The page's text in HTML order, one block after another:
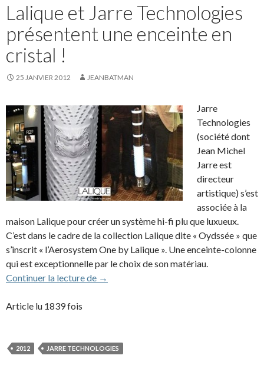
Lalique et Jarre Technologies
présentent une enceinte en
cristal !
25 JANVIER 2012 JEANBATMAN
Jarre
Technologies
(société dont
Jean Michel
Jarre est
directeur
artistique) s’est
associée à la
maison Lalique pour créer un système hi-fi plu que luxueux.
C’est dans le cadre de la collection Lalique dite « Oydssée » que
s’inscrit « l’Aerosystem One by Lalique ». Une enceinte-colonne
qui est exceptionnelle par le choix de son matériau.
Continuer la lecture de Lalique et Jarre Technologies présentent
→
Article lu 1839 fois
2012 JARRE TECHNOLOGIES